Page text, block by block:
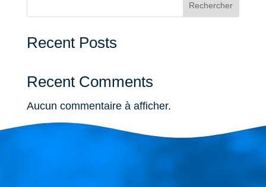
Rechercher
Recent Posts
Recent Comments
Aucun commentaire à afficher.